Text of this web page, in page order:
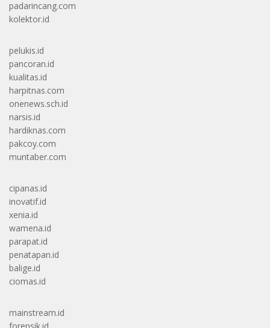
padarincang.com
kolektor.id
pelukis.id
pancoran.id
kualitas.id
harpitnas.com
onenews.sch.id
narsis.id
hardiknas.com
pakcoy.com
muntaber.com
cipanas.id
inovatif.id
xenia.id
wamena.id
parapat.id
penatapan.id
balige.id
ciomas.id
mainstream.id